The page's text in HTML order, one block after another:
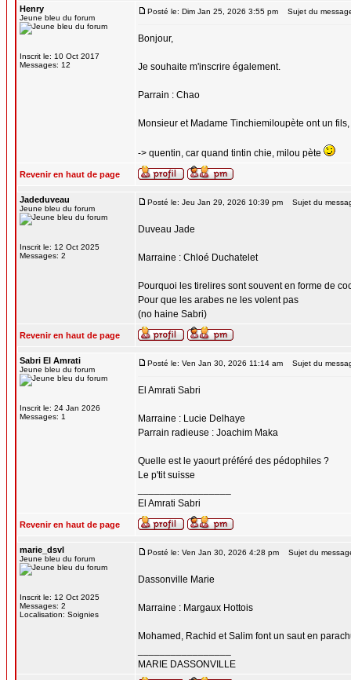
Henry
Jeune bleu du forum
Inscrit le: 10 Oct 2017
Messages: 12
Posté le: Dim Jan 25, 2026 3:55 pm Sujet du
Bonjour,
Je souhaite m'inscrire également.
Parrain : Chao
Monsieur et Madame Tinchiemiloupète ont un
-> quentin, car quand tintin chie, milou pète
Revenir en haut de page
Jadeduveau
Jeune bleu du forum
Inscrit le: 12 Oct 2025
Messages: 2
Posté le: Jeu Jan 29, 2026 10:39 pm Sujet du
Duveau Jade
Marraine : Chloé Duchatelet
Pourquoi les tirelires sont souvent en forme de
Pour que les arabes ne les volent pas
(no haine Sabri)
Revenir en haut de page
Sabri El Amrati
Jeune bleu du forum
Inscrit le: 24 Jan 2026
Messages: 1
Posté le: Ven Jan 30, 2026 11:14 am Sujet du
El Amrati Sabri
Marraine : Lucie Delhaye
Parrain radieuse : Joachim Maka
Quelle est le yaourt préféré des pédophiles ?
Le p'tit suisse
El Amrati Sabri
Revenir en haut de page
marie_dsvl
Jeune bleu du forum
Inscrit le: 12 Oct 2025
Messages: 2
Localisation: Soignies
Posté le: Ven Jan 30, 2026 4:28 pm Sujet du
Dassonville Marie
Marraine : Margaux Hottois
Mohamed, Rachid et Salim font un saut en
MARIE DASSONVILLE